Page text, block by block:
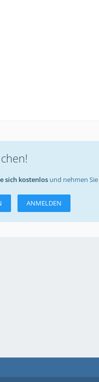
sich kostenlos und nehmen
ANMELDEN